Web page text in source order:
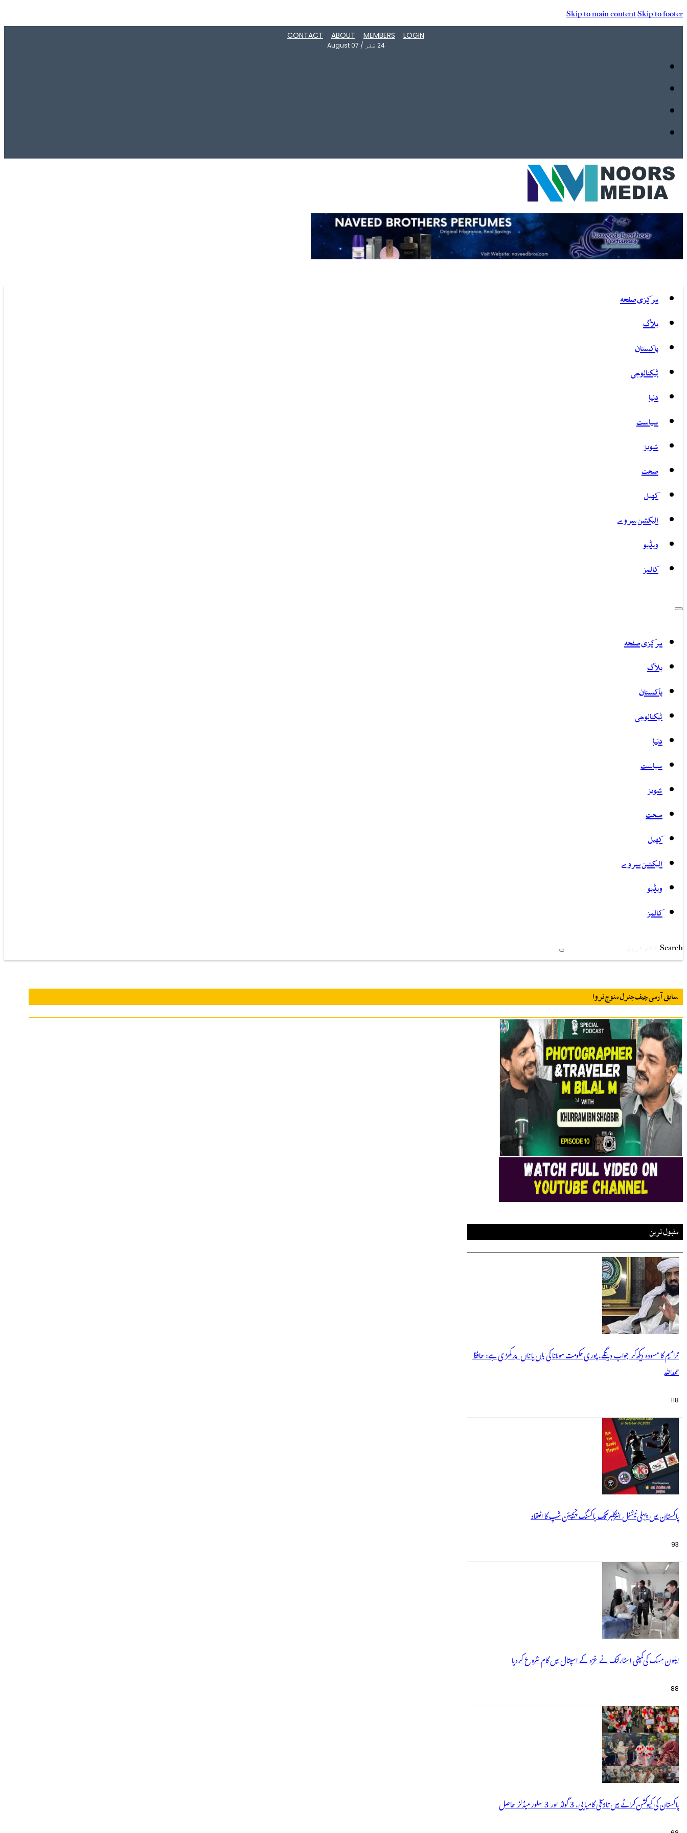
Skip to main contentSkip to footer
LOGIN
MEMBERS
ABOUT
CONTACT
24 صَفَر /
August 07
مرکزی صفحہ
بلاگ
پاکستان
ٹیکنالوجی
دنیا
سیاست
شوبز
صحت
کھیل
الیکشن سروے
ویڈیو
کالمز
مرکزی صفحہ
بلاگ
پاکستان
ٹیکنالوجی
دنیا
سیاست
شوبز
صحت
کھیل
الیکشن سروے
ویڈیو
کالمز
Search
سابق آرمی چیف جنرل منوج نروا
مقبول ترین
ترامیم کا مسودہ دیکھ کر جواب دینگے، پوری حکومت مولانا کی ہاں یا ناں پر کھڑی ہے: حافظ
حمداللہ
118
پاکستان میں پہلی نیشنل انٹرکلبز کک باکسنگ چیمپئن شپ کا انعقاد
93
ایلون مسک کی کمپنی اسٹارلنک نے غزہ کے اسپتال میں کام شروع کردیا
88
پاکستان کی کیوکشن کراٹے میں تاریخی کامیابی، 3 گولڈ اور 3 سلور میڈلز حاصل